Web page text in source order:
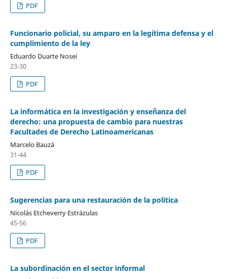
PDF
Funcionario policial, su amparo en la legítima defensa y el
cumplimiento de la ley
Eduardo Duarte Nosei
23-30
PDF
La informática en la investigación y enseñanza del
derecho: una propuesta de cambio para nuestras
Facultades de Derecho Latinoamericanas
Marcelo Bauzá
31-44
PDF
Sugerencias para una restauración de la política
Nicolás Etcheverry Estrázulas
45-56
PDF
La subordinación en el sector informal